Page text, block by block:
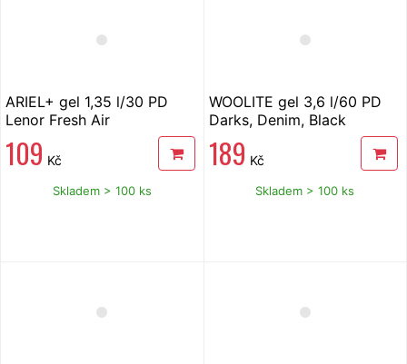
ARIEL+ gel 1,35 l/30 PD
Lenor Fresh Air
109 Kč
Skladem > 100 ks
WOOLITE gel 3,6 l/60 PD
Darks, Denim, Black
189 Kč
Skladem > 100 ks